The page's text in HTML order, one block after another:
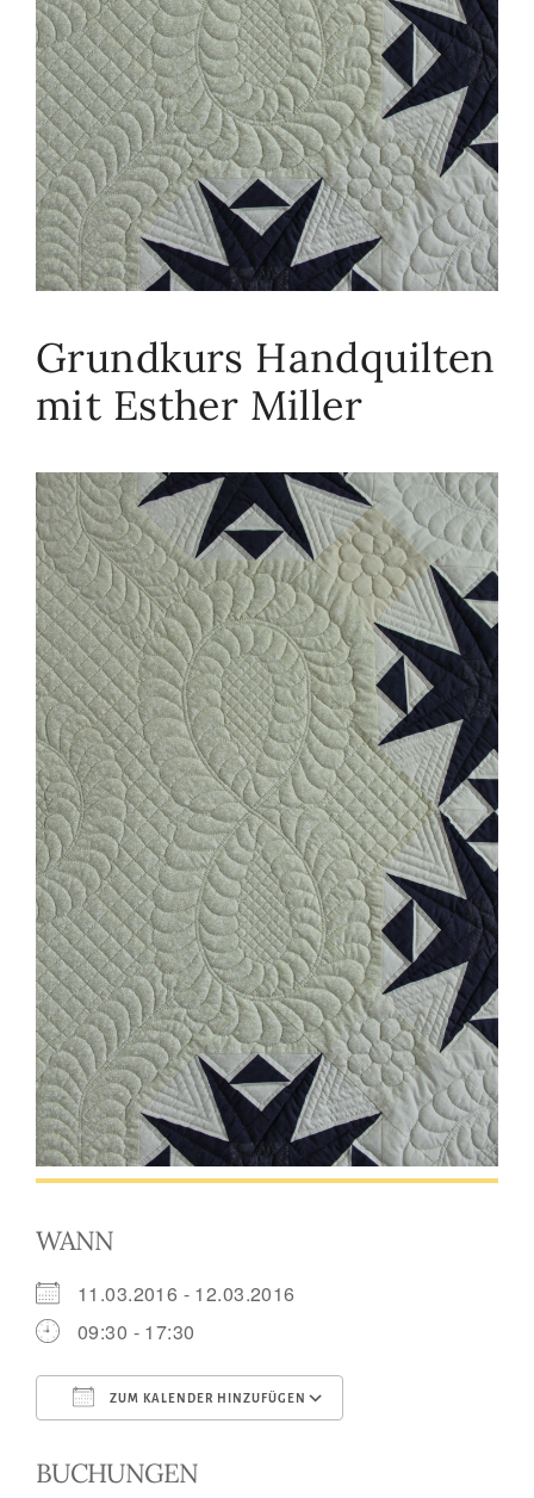
Grundkurs Handquilten
mit Esther Miller
WANN
11.03.2016 - 12.03.2016
09:30 - 17:30
ZUM KALENDER HINZUFÜGEN
BUCHUNGEN